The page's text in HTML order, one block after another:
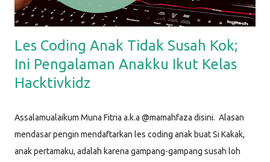
Les Coding Anak Tidak Susah Kok;
Ini Pengalaman Anakku Ikut Kelas
Hacktivkidz
Assalamualaikum Muna Fitria a.k.a @mamahfaza disini. Alasan
mendasar pengin mendaftarkan les coding anak buat Si Kakak,
anak pertamaku, adalah karena gampang-gampang susah loh